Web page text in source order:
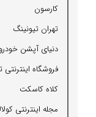
كارسون
تهران تیونینگ
دنیای آپشن خودرو
فروشگاه
كلاه كاسكت
مجله اینترنتی